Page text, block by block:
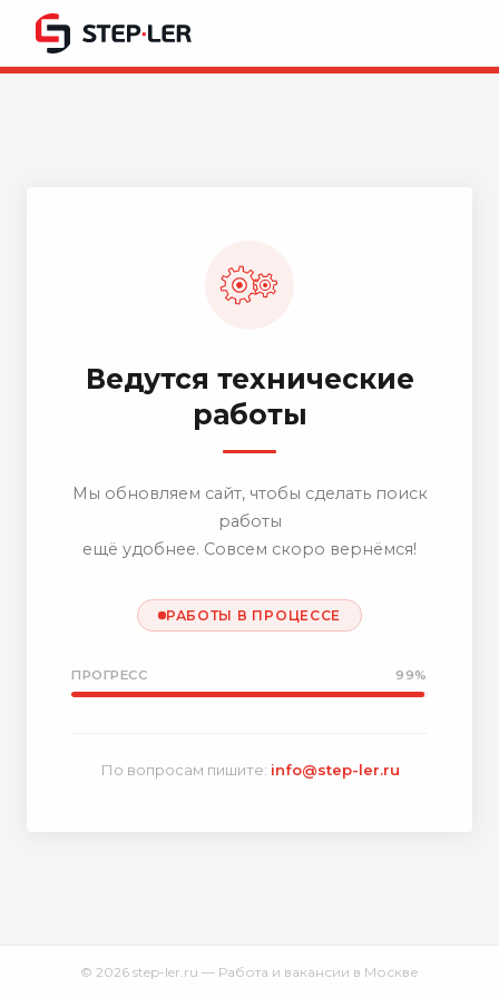
Ведутся технические
работы
Мы обновляем сайт, чтобы сделать поиск
работы
ещё удобнее. Совсем скоро вернёмся!
РАБОТЫ В ПРОЦЕССЕ
ПРОГРЕСС 99%
По вопросам пишите: info@step-ler.ru
© 2026 step-ler.ru — Работа и вакансии в Москве